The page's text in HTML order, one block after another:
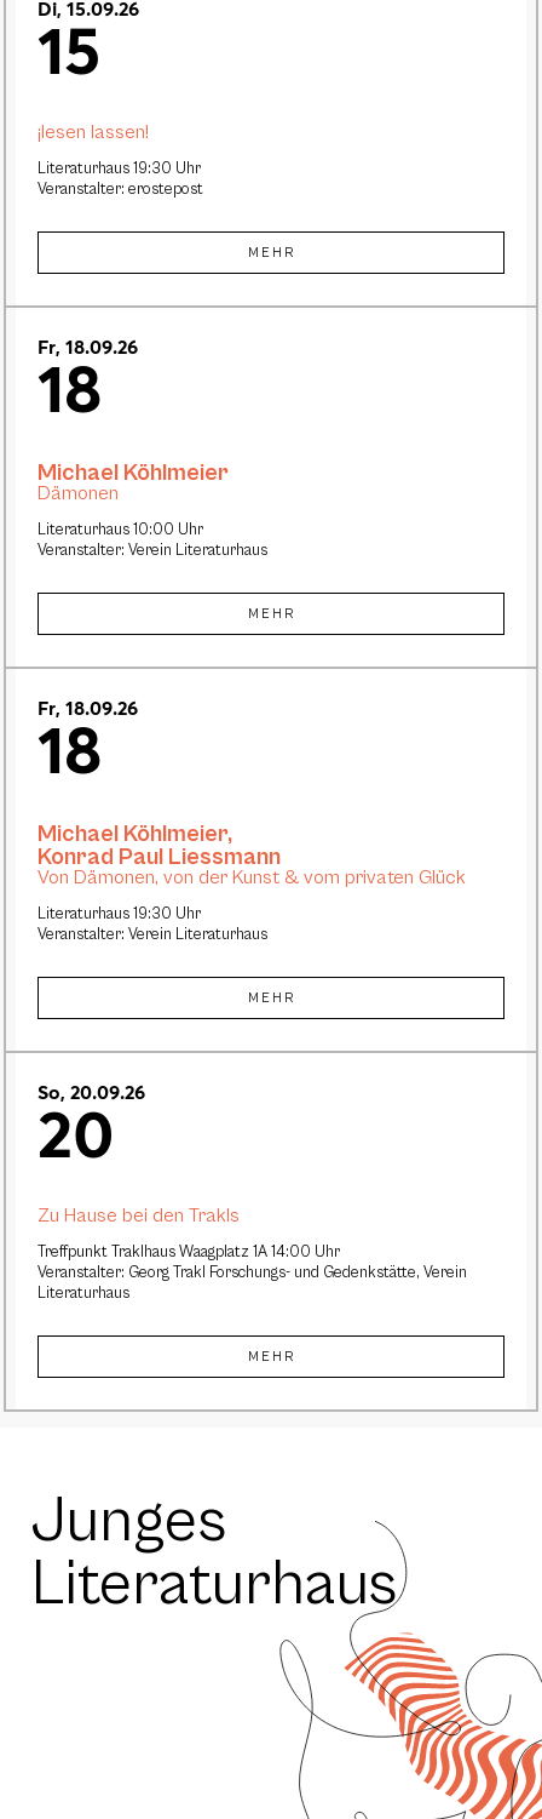
Di, 15.09.26
15
Literaturhaus 19:30 Uhr
Veranstalter: erostepost
¡lesen lassen!
MEHR
Fr, 18.09.26
18
Literaturhaus 10:00 Uhr
Veranstalter: Verein Literaturhaus
Michael Köhlmeier
Dämonen
MEHR
Fr, 18.09.26
18
Literaturhaus 19:30 Uhr
Veranstalter: Verein Literaturhaus
Michael Köhlmeier,
Konrad Paul Liessmann
Von Dämonen, von der Kunst & vom privaten Glück
MEHR
So, 20.09.26
20
Treffpunkt Traklhaus Waagplatz 1A 14:00 Uhr
Veranstalter: Georg Trakl Forschungs- und Gedenkstätte, Verein
Literaturhaus
Zu Hause bei den Trakls
MEHR
Junges
Literaturhaus